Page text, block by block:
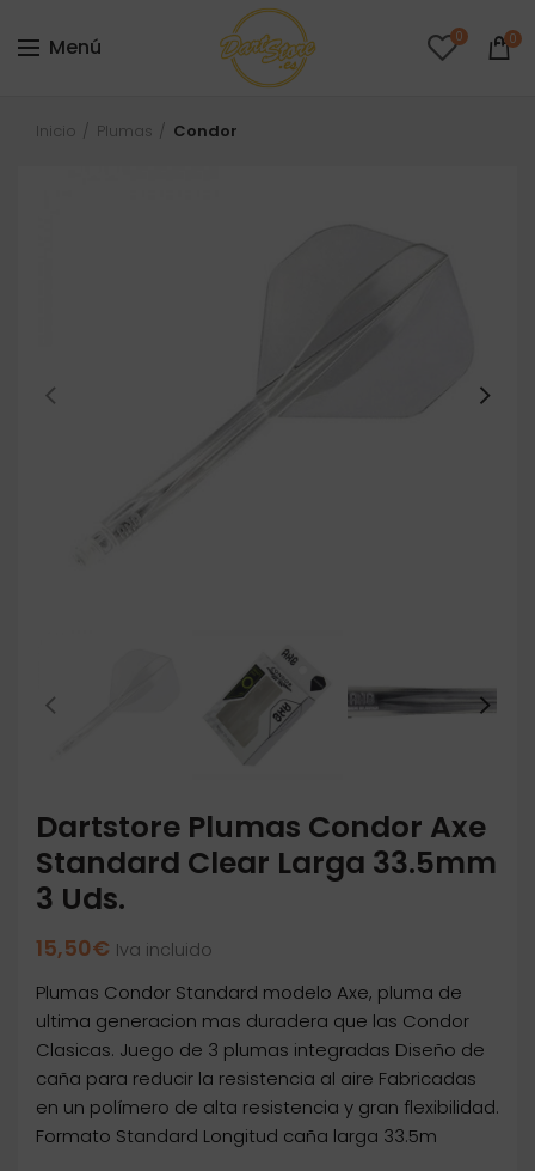
Menú 0 0
Inicio Plumas Condor
Dartstore Plumas Condor Axe
Standard Clear Larga 33.5mm
3 Uds.
15,50€ Iva incluido
Plumas Condor Standard modelo Axe, pluma de
ultima generacion mas duradera que las Condor
Clasicas. Juego de 3 plumas integradas Diseño de
caña para reducir la resistencia al aire Fabricadas
en un polímero de alta resistencia y gran flexibilidad.
Formato Standard Longitud caña larga 33.5m